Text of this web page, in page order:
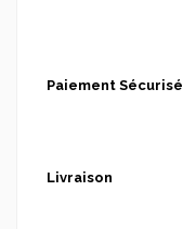
Paiement Sécurisé
Livraison